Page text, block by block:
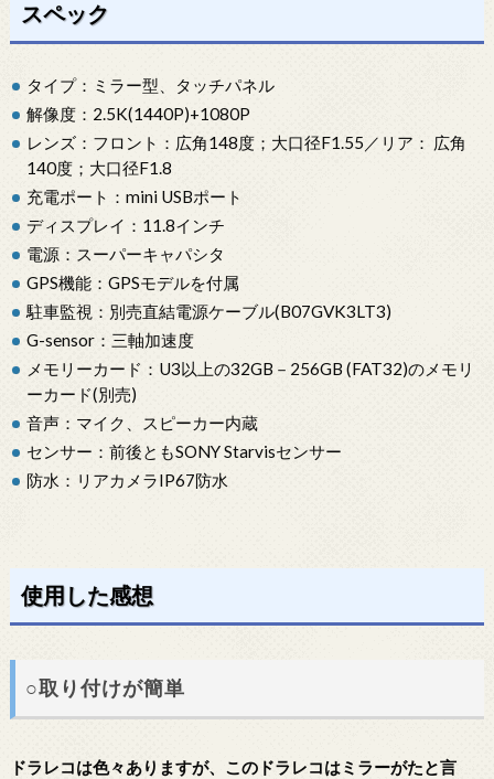
スペック
タイプ：ミラー型、タッチパネル
解像度：2.5K(1440P)+1080P
レンズ：フロント：広角148度；大口径F1.55／リア： 広角
140度；大口径F1.8
充電ポート：mini USBポート
ディスプレイ：11.8インチ
電源：スーパーキャパシタ
GPS機能：GPSモデルを付属
駐車監視：別売直結電源ケーブル(B07GVK3LT3)
G-sensor：三軸加速度
メモリーカード：U3以上の32GB－256GB (FAT32)のメモリ
ーカード(別売)
音声：マイク、スピーカー内蔵
センサー：前後ともSONY Starvisセンサー
防水：リアカメラIP67防水
使用した感想
○取り付けが簡単
ドラレコは色々ありますが、このドラレコはミラーがたと言